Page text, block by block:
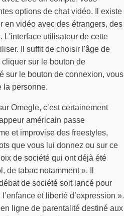
options de chat vidéo. Il existe
en vidéo avec des étrangers, des
L'interface utilisateur de cette
Il suffit de choisir l'âge de
sur le bouton de
sur le bouton de connexion, vous
la personne.
Omegle, c’est certainement
américain passe
et improvise des freestyles,
que vous lui donnez ou sur ce
de société qui ont déjà été
de tabac notamment ». Il
de société soit lancé pour
et liberté d’expression ».
ligne de parentalité destiné aux